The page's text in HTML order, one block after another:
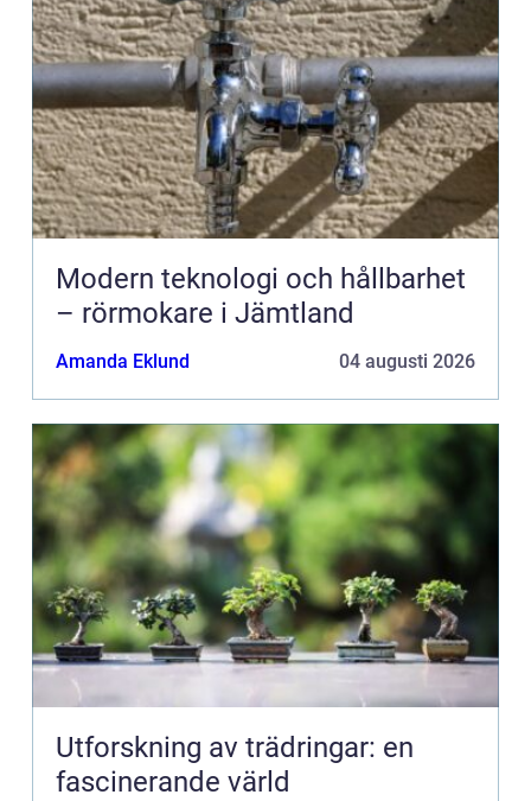
Modern teknologi och hållbarhet
– rörmokare i Jämtland
Amanda Eklund 04 augusti 2026
Utforskning av trädringar: en
fascinerande värld